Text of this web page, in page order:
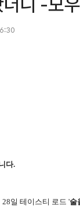
니 -모
다.
28일 테이스티 로드 '술